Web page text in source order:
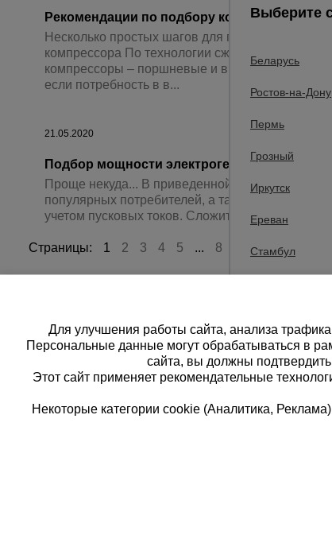
Лестницы и стремянки
Штукатурные комплекты
Сварочные аппараты
Металл и металлообработка
Рекомендации по подбору компрессора
Несколько простых шагов для правильного
компрессора По технологии сжатия воздуха
компрессоры – поршневые и винтовые.
если потребность в в...
21.05.2020
Подбор мощности электрогенератора (очень
Проще некуда... В приведенной таблице
популярных потребителей, а также их полная
учетом пусковых токов. Сложите мощности
Страницы: 1 2 3 4 5 ... 8 След.
Выберите
Беларусь
Ростов-на-Дону
Пермь
Грозный
Иркутск
Ереван
Стамбул
Для улучшения работы сайта, анализа
Персональные данные могут обрабатываться в
сайта, вы должны
Этот сайт применяет рекомендательные
Некоторые категории cookie (Аналитика,